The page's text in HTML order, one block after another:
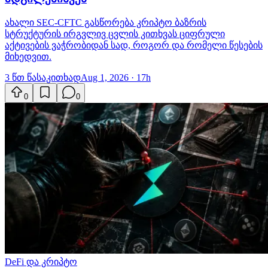
ახალი SEC-CFTC გასწორება კრიპტო ბაზრის
სტრუქტურის ირგვლივ ცვლის კითხვას ციფრული
აქტივების ვაჭრობიდან სად, როგორ და რომელი წესების
მიხედვით.
3 წთ წასაკითხადAug 1, 2026 · 17h
0 0
DeFi და კრიპტო